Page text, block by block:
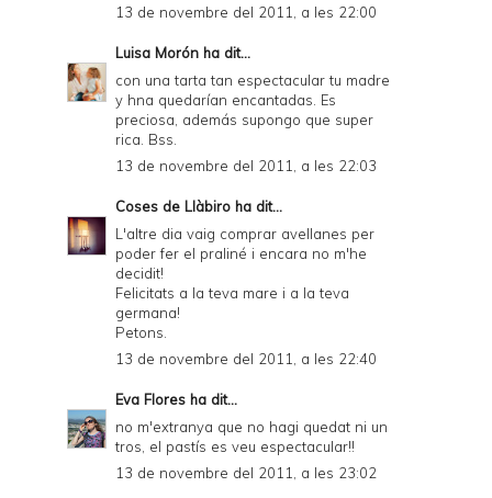
13 de novembre del 2011, a les 22:00
Luisa Morón ha dit...
con una tarta tan espectacular tu madre
y hna quedarían encantadas. Es
preciosa, además supongo que super
rica. Bss.
13 de novembre del 2011, a les 22:03
Coses de Llàbiro ha dit...
L'altre dia vaig comprar avellanes per
poder fer el praliné i encara no m'he
decidit!
Felicitats a la teva mare i a la teva
germana!
Petons.
13 de novembre del 2011, a les 22:40
Eva Flores ha dit...
no m'extranya que no hagi quedat ni un
tros, el pastís es veu espectacular!!
13 de novembre del 2011, a les 23:02